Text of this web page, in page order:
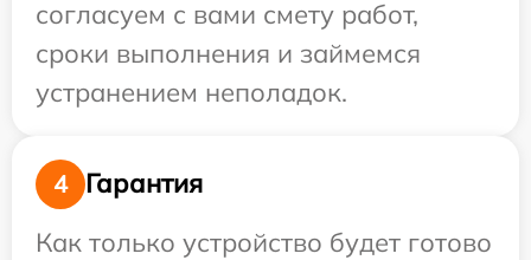
согласуем с вами смету работ,
сроки выполнения и займемся
устранением неполадок.
4
Гарантия
Как только устройство будет готово